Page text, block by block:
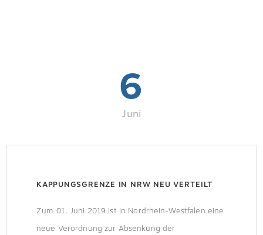
6
Juni
KAPPUNGSGRENZE IN NRW NEU VERTEILT
Zum 01. Juni 2019 ist in Nordrhein-Westfalen eine
neue Verordnung zur Absenkung der